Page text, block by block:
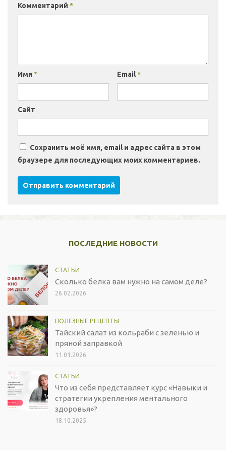
Комментарий *
Имя * Email*
Сайт
Сохранить моё имя, email и адрес сайта в этом
браузере для последующих моих комментариев.
ПОСЛЕДНИЕ НОВОСТИ
СТАТЬИ
Сколько белка вам нужно на самом деле?
26.02.2026
ПОЛЕЗНЫЕ РЕЦЕПТЫ
Тайский салат из кольраби с зеленью и
пряной заправкой
11.01.2026
СТАТЬИ
Что из себя представляет курс «Навыки и
стратегии укрепления ментального
здоровья»?
18.10.2025